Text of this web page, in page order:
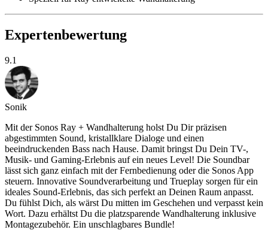
Expertenbewertung
9.1
Sonik
Mit der Sonos Ray + Wandhalterung holst Du Dir präzisen
abgestimmten Sound, kristallklare Dialoge und einen
beeindruckenden Bass nach Hause. Damit bringst Du Dein TV-,
Musik- und Gaming-Erlebnis auf ein neues Level! Die Soundbar
lässt sich ganz einfach mit der Fernbedienung oder die Sonos App
steuern. Innovative Soundverarbeitung und Trueplay sorgen für ein
ideales Sound-Erlebnis, das sich perfekt an Deinen Raum anpasst.
Du fühlst Dich, als wärst Du mitten im Geschehen und verpasst kein
Wort. Dazu erhältst Du die platzsparende Wandhalterung inklusive
Montagezubehör. Ein unschlagbares Bundle!